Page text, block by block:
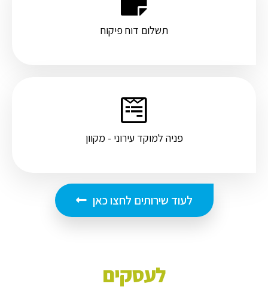
תשלום דוח פיקוח
פניה למוקד עירוני - מקוון
לעוד שירותים לחצו כאן
לעסקים